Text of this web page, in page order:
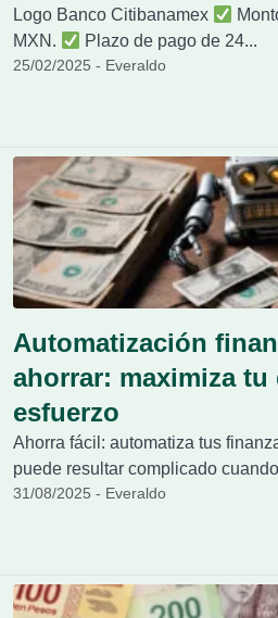
Logo Banco Citibanamex
MXN.
Plazo de pago de 24...
25/02/2025 - Everaldo
Automatización
ahorrar: maximiza
esfuerzo
Ahorra fácil: automatiza tus
puede resultar complicado
31/08/2025 - Everaldo